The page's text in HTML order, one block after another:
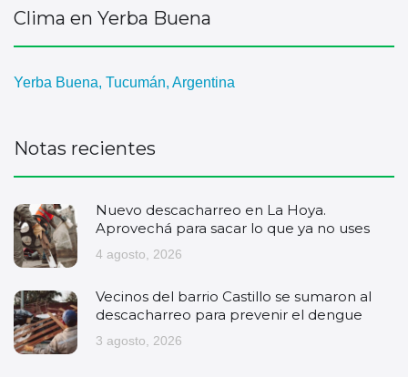
Clima en Yerba Buena
Yerba Buena, Tucumán, Argentina
Notas recientes
Nuevo descacharreo en La Hoya.
Aprovechá para sacar lo que ya no uses
4 agosto, 2026
Vecinos del barrio Castillo se sumaron al
descacharreo para prevenir el dengue
3 agosto, 2026